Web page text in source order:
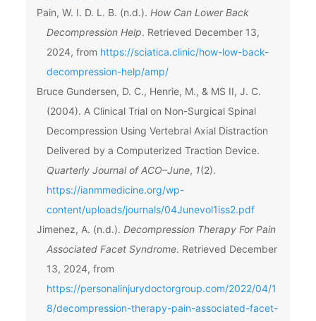
Pain, W. I. D. L. B. (n.d.). How Can Lower Back
Decompression Help. Retrieved December 13,
2024, from https://sciatica.clinic/how-low-back-
decompression-help/amp/
Bruce Gundersen, D. C., Henrie, M., & MS II, J. C.
(2004). A Clinical Trial on Non-Surgical Spinal
Decompression Using Vertebral Axial Distraction
Delivered by a Computerized Traction Device.
Quarterly Journal of ACO–June, 1(2).
https://ianmmedicine.org/wp-
content/uploads/journals/04Junevol1iss2.pdf
Jimenez, A. (n.d.). Decompression Therapy For Pain
Associated Facet Syndrome. Retrieved December
13, 2024, from
https://personalinjurydoctorgroup.com/2022/04/1
8/decompression-therapy-pain-associated-facet-